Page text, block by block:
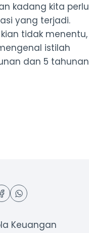
kadang kita perlu
yang terjadi.
tidak menentu,
istilah
dan 5 tahunan
Keuangan